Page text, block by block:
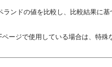
ンドの値を比較し、比較結果に基
ージで使用している場合は、特